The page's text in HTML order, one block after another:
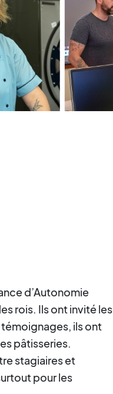
d’Autonomie
rois. Ils ont invité les
ils ont
pâtisseries.
stagiaires et
pour les